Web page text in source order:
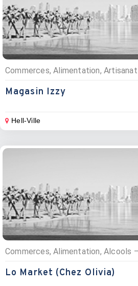
Commerces, Alimentation, Artisanat
Magasin Izzy
Hell-Ville
Lo Market (Chez Olivia)